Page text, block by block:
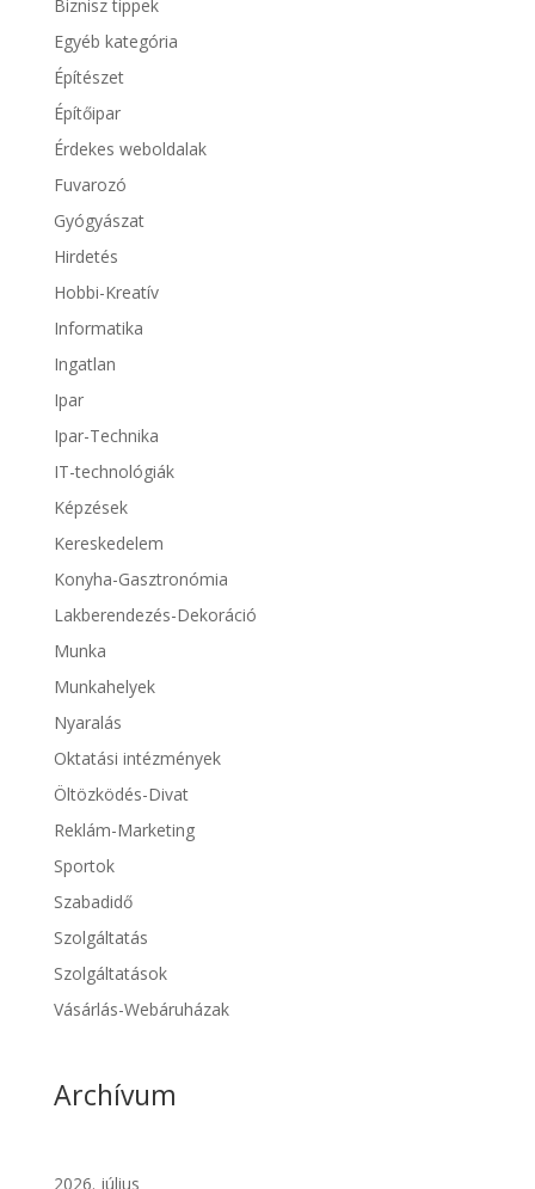
Biznisz tippek
Egyéb kategória
Építészet
Építőipar
Érdekes weboldalak
Fuvarozó
Gyógyászat
Hirdetés
Hobbi-Kreatív
Informatika
Ingatlan
Ipar
Ipar-Technika
IT-technológiák
Képzések
Kereskedelem
Konyha-Gasztronómia
Lakberendezés-Dekoráció
Munka
Munkahelyek
Nyaralás
Oktatási intézmények
Öltözködés-Divat
Reklám-Marketing
Sportok
Szabadidő
Szolgáltatás
Szolgáltatások
Vásárlás-Webáruházak
Archívum
2026. július